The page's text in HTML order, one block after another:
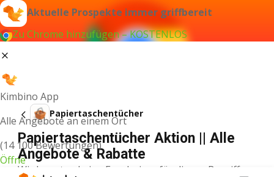
Aktuelle Prospekte immer griffbereit
Zu Chrome hinzufügen – KOSTENLOS
Kimbino App
Alle Angebote an einem Ort
(14 100 Bewertungen)
Öffne
Papiertaschentücher
Papiertaschentücher Aktion || Alle
Angebote & Rabatte
Wir konnten keine Ergebnisse für diesen Begriff